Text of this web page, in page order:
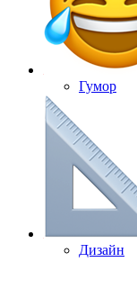
Гумор
Дизайн